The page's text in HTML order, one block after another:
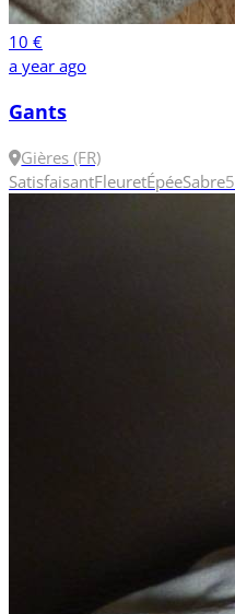
10 €
a year ago
Gants
Gières (FR)
SatisfaisantFleuretÉpéeSabre5